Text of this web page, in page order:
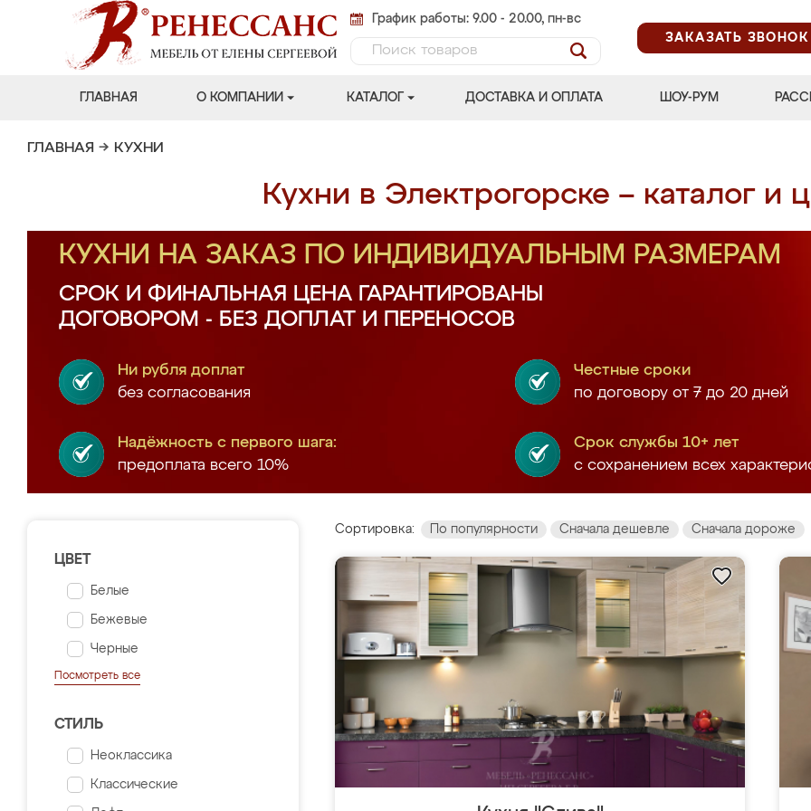
График работы: 9.00 - 20.00, пн-вс
ЗАКАЗАТЬ ЗВОНОК
ГЛАВНАЯ О КОМПАНИИ КАТАЛОГ ДОСТАВКА И ОПЛАТА ШОУ-РУМ
ГЛАВНАЯ → КУХНИ
Кухни в Электрогорске – каталог и
КУХНИ НА ЗАКАЗ ПО ИНДИВИДУАЛЬНЫМ РАЗМЕРАМ
СРОК И ФИНАЛЬНАЯ ЦЕНА ГАРАНТИРОВАНЫ
ДОГОВОРОМ - БЕЗ ДОПЛАТ И ПЕРЕНОСОВ
Ни рубля доплат
без согласования
Честные сроки
по договору от 7 до 20 дней
Надёжность с первого шага:
предоплата всего 10%
Срок службы 10+ лет
с сохранением всех
ЦВЕТ
Белые
Бежевые
Черные
Посмотреть все
СТИЛЬ
Неоклассика
Классические
Сортировка: По популярности Сначала дешевле Сначала дороже